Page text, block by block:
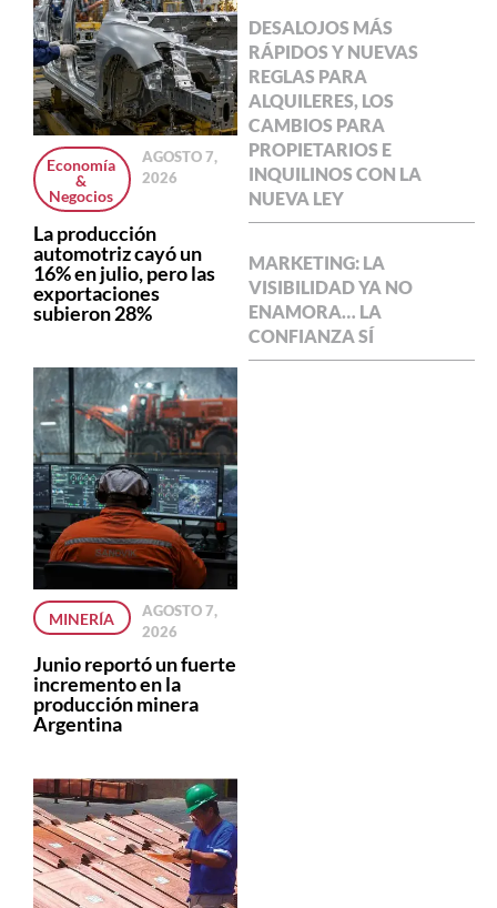
Economía
&
Negocios
AGOSTO 7,
2026
La producción
automotriz cayó un
16% en julio, pero las
exportaciones
subieron 28%
MINERÍA
AGOSTO 7,
2026
Junio reportó un fuerte
incremento en la
producción minera
Argentina
DESALOJOS MÁS
RÁPIDOS Y NUEVAS
REGLAS PARA
ALQUILERES, LOS
CAMBIOS PARA
PROPIETARIOS E
INQUILINOS CON LA
NUEVA LEY
MARKETING: LA
VISIBILIDAD YA NO
ENAMORA… LA
CONFIANZA SÍ